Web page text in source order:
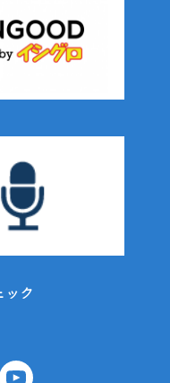
ック